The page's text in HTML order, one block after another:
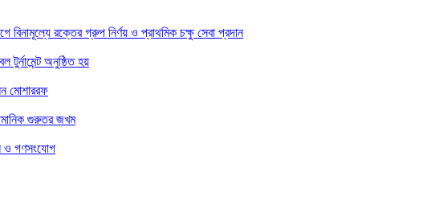
রক্তের গ্রুপ নির্ণয় ও প্রাথমিক চক্ষু সেবা প্রদান
অনুষ্ঠিত হয়
মোশাররফ
গুরুতর জখম
ও গণসংযোগ